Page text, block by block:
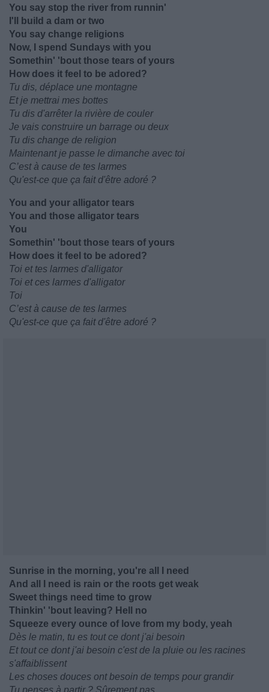
You say stop the river from runnin'
I'll build a dam or two
You say change religions
Now, I spend Sundays with you
Somethin' 'bout those tears of yours
How does it feel to be adored?
Tu dis, déplace une montagne
Et je mettrai mes bottes
Tu dis d'arrêter la rivière de couler
Je vais construire un barrage ou deux
Tu dis change de religion
Maintenant je passe le dimanche avec toi
C’est à cause de tes larmes
Qu'est-ce que ça fait d'être adoré ?
You and your alligator tears
You and those alligator tears
You
Somethin' 'bout those tears of yours
How does it feel to be adored?
Toi et tes larmes d'alligator
Toi et ces larmes d'alligator
Toi
C’est à cause de tes larmes
Qu'est-ce que ça fait d'être adoré ?
Sunrise in the morning, you're all I need
And all I need is rain or the roots get weak
Sweet things need time to grow
Thinkin' 'bout leaving? Hell no
Squeeze every ounce of love from my body, yеah
Dès le matin, tu es tout ce dont j'ai besoin
Et tout ce dont j'ai besoin c'est de la pluie ou les racines
s'affaiblissent
Les choses douces ont besoin de temps pour grandir
Tu penses à partir ? Sûrement pas